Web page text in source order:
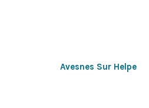
Avesnes Sur Helpe